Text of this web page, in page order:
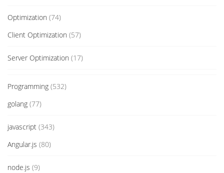
Optimization (74)
Client Optimization (57)
Server Optimization (17)
Programming (532)
golang (77)
javascript (343)
Angular.js (80)
node.js (9)